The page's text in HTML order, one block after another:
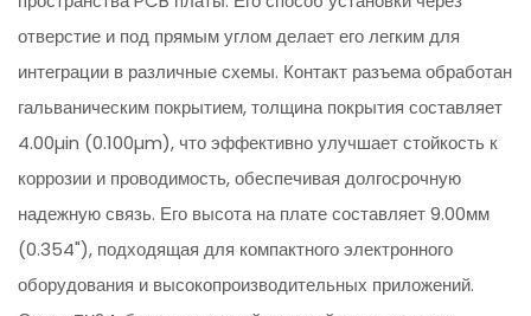
отверстие и под прямым углом делает его легким для
интеграции в различные схемы. Контакт разъема обработан
гальваническим покрытием, толщина покрытия составляет
4.00µin (0.100µm), что эффективно улучшает стойкость к
коррозии и проводимость, обеспечивая долгосрочную
надежную связь. Его высота на плате составляет 9.00мм
(0.354"), подходящая для компактного электронного
оборудования и высокопроизводительных приложений.